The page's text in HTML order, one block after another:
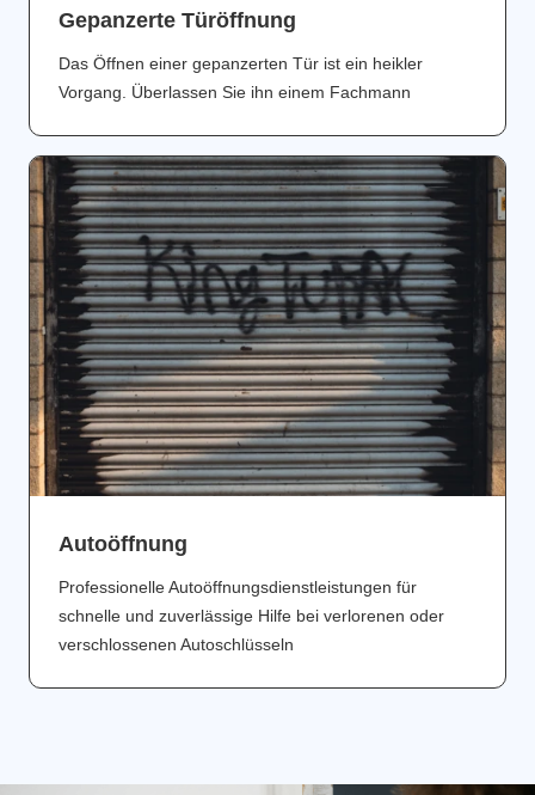
Gepanzerte Türöffnung
Das Öffnen einer gepanzerten Tür ist ein heikler
Vorgang. Überlassen Sie ihn einem Fachmann
Аutoöffnung
Professionelle Autoöffnungsdienstleistungen für
schnelle und zuverlässige Hilfe bei verlorenen oder
verschlossenen Autoschlüsseln